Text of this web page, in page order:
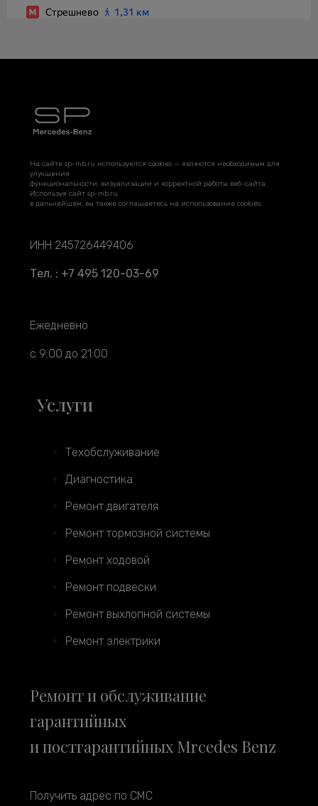
На сайте sp-mb.ru используются cookies — являются необходимым для
улучшения
функциональности, визуализации и корректной работы веб-сайта.
Используя сайт sp-mb.ru
в дальнейшем, вы также соглашаетесь на использование cookies.
ИНН 245726449406
Тел. : +7 495 120-03-69
Ежедневно
с 9:00 до 21:00
Услуги
Техобслуживание
Диагностика
Ремонт двигателя
Ремонт тормозной системы
Ремонт ходовой
Ремонт подвески
Ремонт выхлопной системы
Ремонт электрики
Ремонт и обслуживание
гарантийных
и постгарантийных Mrcedes Benz
Получить адрес по СМС